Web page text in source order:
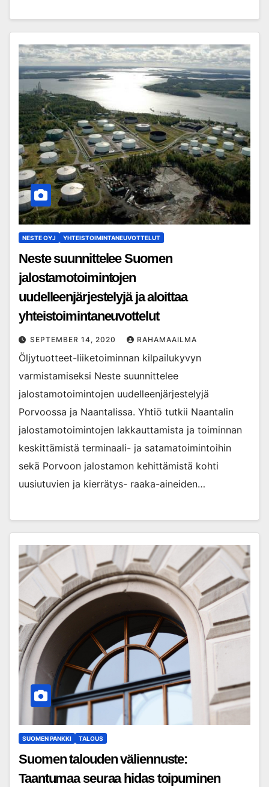
NESTE OYJ YHTEISTOIMINTANEUVOTTELUT
Neste suunnittelee Suomen
jalostamotoimintojen
uudelleenjärjestelyjä ja aloittaa
yhteistoimintaneuvottelut
SEPTEMBER 14, 2020 RAHAMAAILMA
Öljytuotteet-liiketoiminnan kilpailukyvyn
varmistamiseksi Neste suunnittelee
jalostamotoimintojen uudelleenjärjestelyjä
Porvoossa ja Naantalissa. Yhtiö tutkii Naantalin
jalostamotoimintojen lakkauttamista ja toiminnan
keskittämistä terminaali- ja satamatoimintoihin
sekä Porvoon jalostamon kehittämistä kohti
uusiutuvien ja kierrätys- raaka-aineiden…
SUOMEN PANKKI TALOUS
Suomen talouden väliennuste:
Taantumaa seuraa hidas toipuminen